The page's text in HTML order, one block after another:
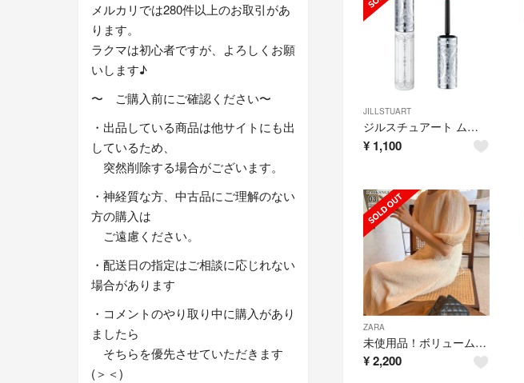
JILLSTUART
ジルスチュアート ムースブロウマスカラ 08 soft pink
¥ 1,100
ZARA
未使用品！ボリューム袖ワンピース ベージュ
¥2,200
メルカリでは280件以上のお取引があ
ります。
ラクマは初心者ですが、よろしくお願
いします♪
〜 ご購入前にご確認ください〜
・出品している商品は他サイトにも出
しているため、
突然削除する場合がございます。
・神経質な方、中古品にご理解のない
方の購入は
ご遠慮ください。
・配送日の指定はご相談に応じれない
場合があります
・コメントのやり取り中に購入があり
ましたら
そちらを優先させていただきます
(＞＜)